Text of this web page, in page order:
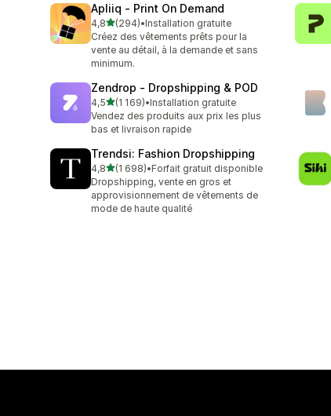
Apliiq ‑ Print On Demand
4,8étoile(s) sur 5
(294)
294 avis au total
•Installation gratuite
Créez des vêtements prêts pour la
vente au détail, à la demande et sans
minimum.
Zendrop ‑ Dropshipping & POD
4,5étoile(s) sur 5
(1 169)
1169 avis au total
•Installation gratuite
Vendez des produits aux prix les plus
bas et livraison rapide
Trendsi: Fashion Dropshipping
4,8étoile(s) sur 5
(1 698)
1698 avis au total
•Forfait gratuit disponible
Dropshipping, vente en gros et
approvisionnement de vêtements de
mode de haute qualité